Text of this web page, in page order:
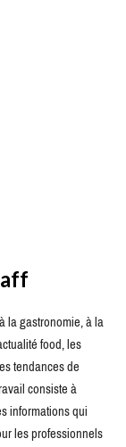
la gastronomie, à la
food, les
tendances de
consiste à
informations qui
les professionnels